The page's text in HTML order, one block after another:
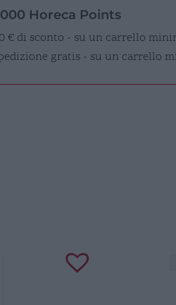
Horeca Points
€ di sconto - su un carrello
gratis - su un carrello